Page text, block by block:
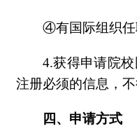
④有国际组织任
4.获得申请院
注册必须的信息，
四、申请方式